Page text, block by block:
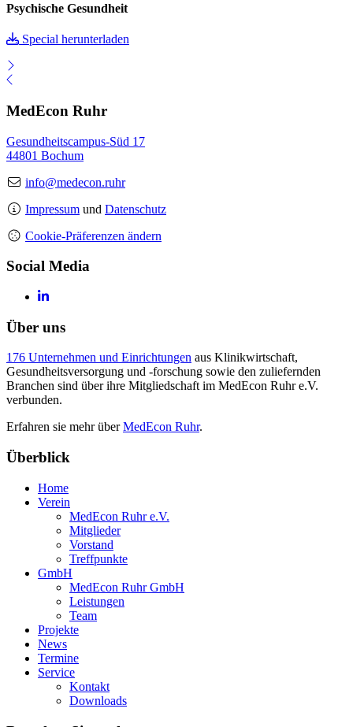
Psychische Gesundheit
Special herunterladen
MedEcon Ruhr
Gesundheitscampus-Süd 17
44801 Bochum
info@medecon.ruhr
Impressum und Datenschutz
Cookie-Präferenzen ändern
Social Media
Über uns
176 Unternehmen und Einrichtungen aus Klinikwirtschaft,
Gesundheitsversorgung und -forschung sowie den zuliefernden
Branchen sind über ihre Mitgliedschaft im MedEcon Ruhr e.V.
verbunden.
Erfahren sie mehr überMedEcon Ruhr.
Überblick
Home
Verein
MedEcon Ruhr e.V.
Mitglieder
Vorstand
Treffpunkte
GmbH
MedEcon Ruhr GmbH
Leistungen
Team
Projekte
News
Termine
Service
Kontakt
Downloads